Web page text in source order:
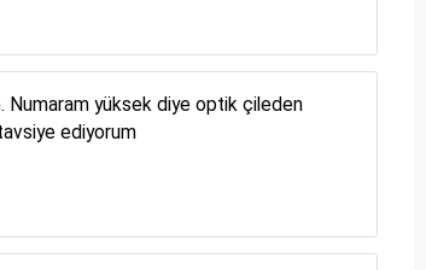
Numaram yüksek diye optik çileden
ediyorum